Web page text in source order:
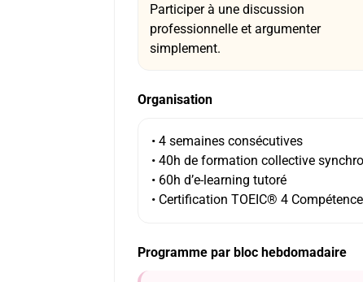
Participer à une discussion
professionnelle et argumenter
simplement.
Organisation
• 4 semaines consécutives
• 40h de formation collective
• 60h d’e-learning tutoré
• Certification TOEIC® 4
Programme par bloc hebdomadaire